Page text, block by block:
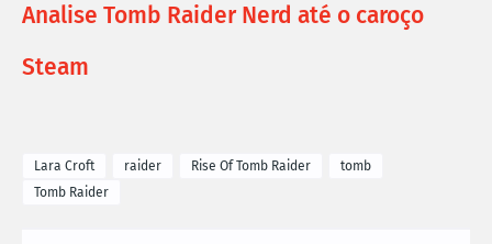
Analise Tomb Raider Nerd até o caroço
Steam
Lara Croft raider Rise Of Tomb Raider
tomb
Tomb Raider